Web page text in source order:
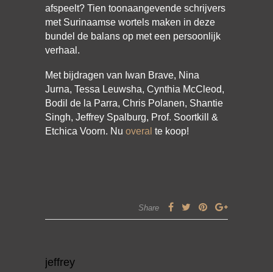
afspeelt? Tien toonaangevende schrijvers
met Surinaamse wortels maken in deze
bundel de balans op met een persoonlijk
verhaal.
Met bijdragen van Iwan Brave, Nina
Jurna, Tessa Leuwsha, Cynthia McCleod,
Bodil de la Parra, Chris Polanen, Shantie
Singh, Jeffrey Spalburg, Prof. Soortkill &
Etchica Voorn. Nu overal te koop!
Share
jeffrey